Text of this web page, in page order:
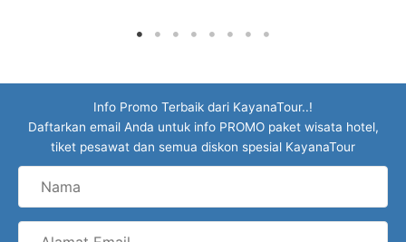
Info Promo Terbaik dari KayanaTour..!
Daftarkan email Anda untuk info PROMO paket wisata hotel,
tiket pesawat dan semua diskon spesial KayanaTour